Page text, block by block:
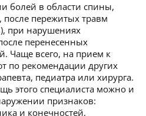
болей в области спины,
после пережитых травм
при нарушениях
перенесенных
Чаще всего, на прием к
по рекомендации других
педиатра или хирурга.
этого специалиста можно и
признаков:
и конечностей,